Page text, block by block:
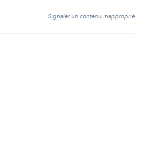
Signaler un contenu inapproprié